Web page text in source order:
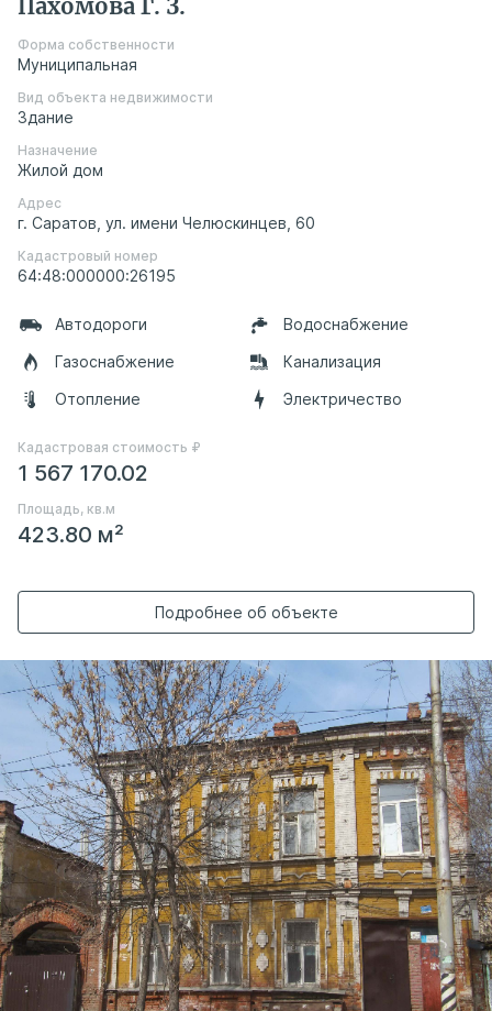
Форма собственности
Муниципальная
Вид объекта недвижимости
Здание
Назначение
Жилой дом
Адрес
г. Саратов, ул. имени Челюскинцев, 60
Кадастровый номер
64:48:000000:26195
Автодороги
Водоснабжение
Газоснабжение
Канализация
Отопление
Электричество
Кадастровая стоимость ₽
1 567 170.02
Площадь, кв.м
423.80 м²
Подробнее об объекте